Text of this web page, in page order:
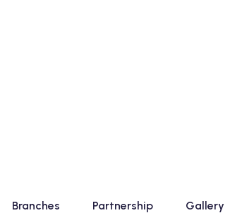
Branches Partnership Gallery